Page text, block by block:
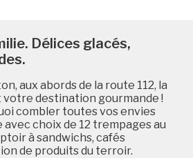
Délices glacés,
aux abords de la route 112, la
votre destination gourmande !
combler toutes vos envies
avec choix de 12 trempages au
à sandwichs, cafés
de produits du terroir.